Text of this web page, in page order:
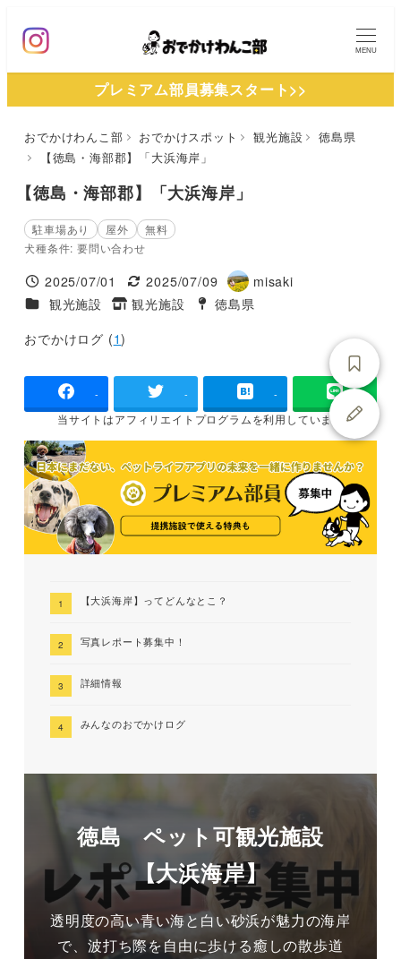
ン
MENU
プレミアム部員募集スタート>>
おでかけわんこ部 おでかけスポット 観光施設
徳島県
【徳島・海部郡】「大浜海岸」
【徳島・海部郡】「大浜海岸」
駐車場あり 屋外
無料
犬種条件: 要問い合わせ
投稿日
2025/07/01
更新日
2025/07/09
著
者
misaki
施設ジャンル
観光施設
タグ
観光施設
タグ
徳島県
おでかけログ (1)
- - -
当サイトはアフィリエイトプログラムを利用しています
【大浜海岸】ってどんなとこ？
写真レポート募集中！
詳細情報
みんなのおでかけログ
徳島 ペット可観光施設
【大浜海岸】
透明度の高い青い海と白い砂浜が魅力の海岸
で、波打ち際を自由に歩ける癒しの散歩道